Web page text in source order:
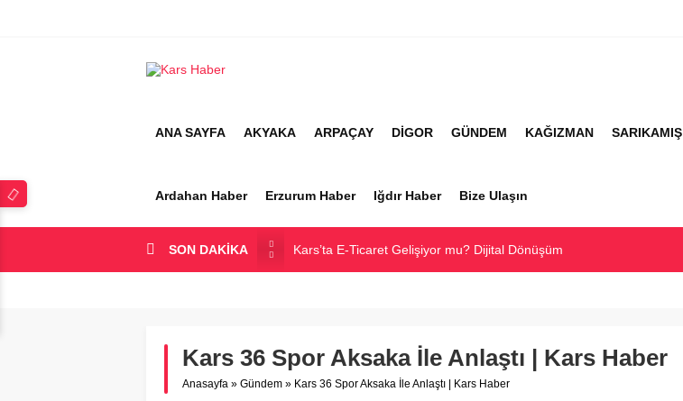
ANA SAYFA AKYAKA ARPAÇAY DİGOR GÜNDEM KAĞIZMAN SARIKAMIŞ
Ardahan Haber Erzurum Haber Iğdır Haber Bize Ulaşın
SON DAKİKA
Kars’ta E-Ticaret Gelişiyor mu? Dijital Dönüşüm
Kars Halkı Yeni Parti Hakkında Ne Düşünüyor?
Kağızman Köyleri ve En Çok Kullanılan Soyadları | Kars Haber
Kars 36 Spor Aksaka İle Anlaştı | Kars Haber
Anasayfa » Gündem » Kars 36 Spor Aksaka İle Anlaştı | Kars Haber